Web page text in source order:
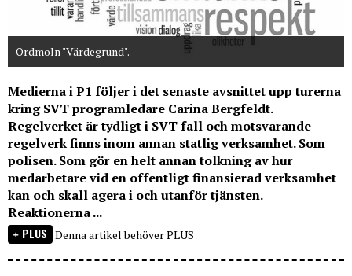
Ordmoln "Värdegrund".
Medierna i P1 följer i det senaste avsnittet upp turerna
kring SVT programledare Carina Bergfeldt.
Regelverket är tydligt i SVT fall och motsvarande
regelverk finns inom annan statlig verksamhet. Som
polisen. Som gör en helt annan tolkning av hur
medarbetare vid en offentligt finansierad verksamhet
kan och skall agera i och utanför tjänsten.
Reaktionerna ...
PLUS Denna artikel behöver PLUS